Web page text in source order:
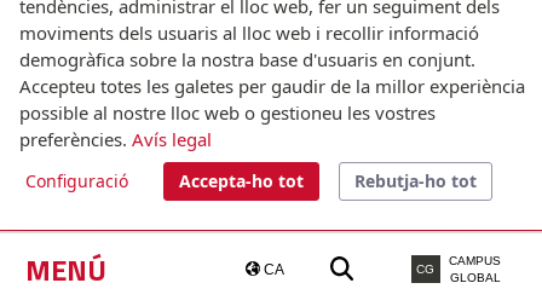
MENÚ CA CG
CAMPUS
GLOBAL
© Universitat Pompeu Fabra
Barcelona
T.(+34) 93 542 20 00
tendències, administrar el lloc web, fer un seguiment dels
moviments dels usuaris al lloc web i recollir informació
demogràfica sobre la nostra base d'usuaris en conjunt.
Accepteu totes les galetes per gaudir de la millor experiència
possible al nostre lloc web o gestioneu les vostres
preferències. Avís legal
Configuració Accepta-ho tot Rebutja-ho tot